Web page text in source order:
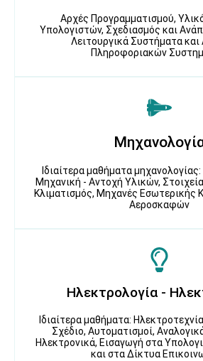
Αρχές Προγραμματισμού,
Υπολογιστών, Σχεδιασμός και
Λειτουργικά Συστήματα
Πληροφοριακών
Ιδιαίτερα μαθήματα
Μηχανική - Αντοχή Υλικών,
Κλιματισμός, Μηχανές Εσωτερικής
Αεροσκαφών
Ηλεκτρολογία -
Ιδιαίτερα μαθήματα:
Σχέδιο, Αυτοματισμοί,
Ηλεκτρονικά, Εισαγωγή στα
και στα Δίκτυα